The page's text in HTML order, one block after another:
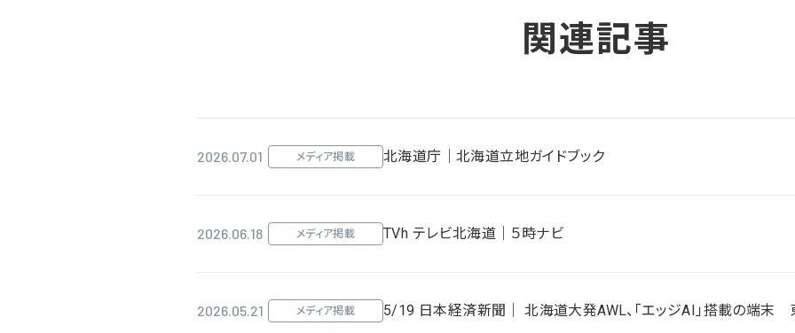
関連記事
2026.07.01 メディア掲載 北海道庁｜北海道立地ガイドブック
2026.06.18 メディア掲載 TVh テレビ北海道｜５時ナビ
2026.05.21 メディア掲載 5/19 日本経済新聞｜ 北海道大発AWL、「エッジAI」搭載の端末